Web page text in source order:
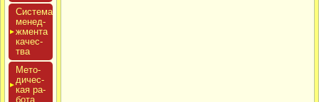
Сис­те­ма
ме­нед­
жмен­та
ка­чес­
тва
Мето­
дичес­
кая ра­
бота